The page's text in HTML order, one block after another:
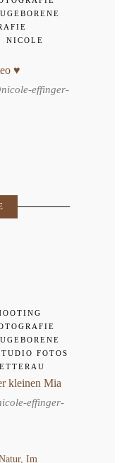
NICOLE
♥
effinger-
FOTOS
kleinen Mia
effinger-
Im